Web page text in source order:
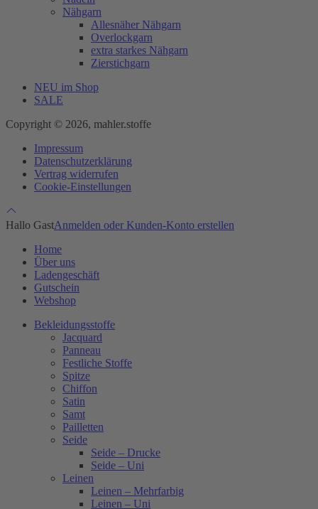
Nähgarn
Allesnäher Nähgarn
Overlockgarn
extra starkes Nähgarn
Zierstichgarn
NEU im Shop
SALE
Copyright © 2026, mahler.stoffe
Impressum
Datenschutzerklärung
Vertrag widerrufen
Cookie-Einstellungen
Hallo GastAnmelden oder Kunden-Konto erstellen
Home
Über uns
Ladengeschäft
Gutschein
Webshop
Bekleidungsstoffe
Jacquard
Panneau
Festliche Stoffe
Spitze
Chiffon
Satin
Samt
Pailletten
Seide
Seide – Drucke
Seide – Uni
Leinen
Leinen – Mehrfarbig
Leinen – Uni